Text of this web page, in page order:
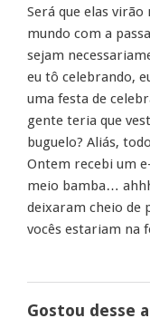
Será que elas
mundo com a
sejam
eu tô celebrando,
uma festa de
gente teria que
buguelo? Aliás,
Ontem recebi um
meio bamba…
deixaram cheio de
vocês estariam na
Gostou desse